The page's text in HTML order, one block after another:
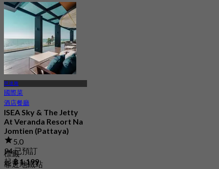
起฿ 463.33
芭達雅
國際菜
酒店餐廳
ISEA Sky & The Jetty
At Veranda Resort Na
Jomtien (Pattaya)
5.0
94 已預訂
起฿ 1,199
標籤
靠近地鐵站